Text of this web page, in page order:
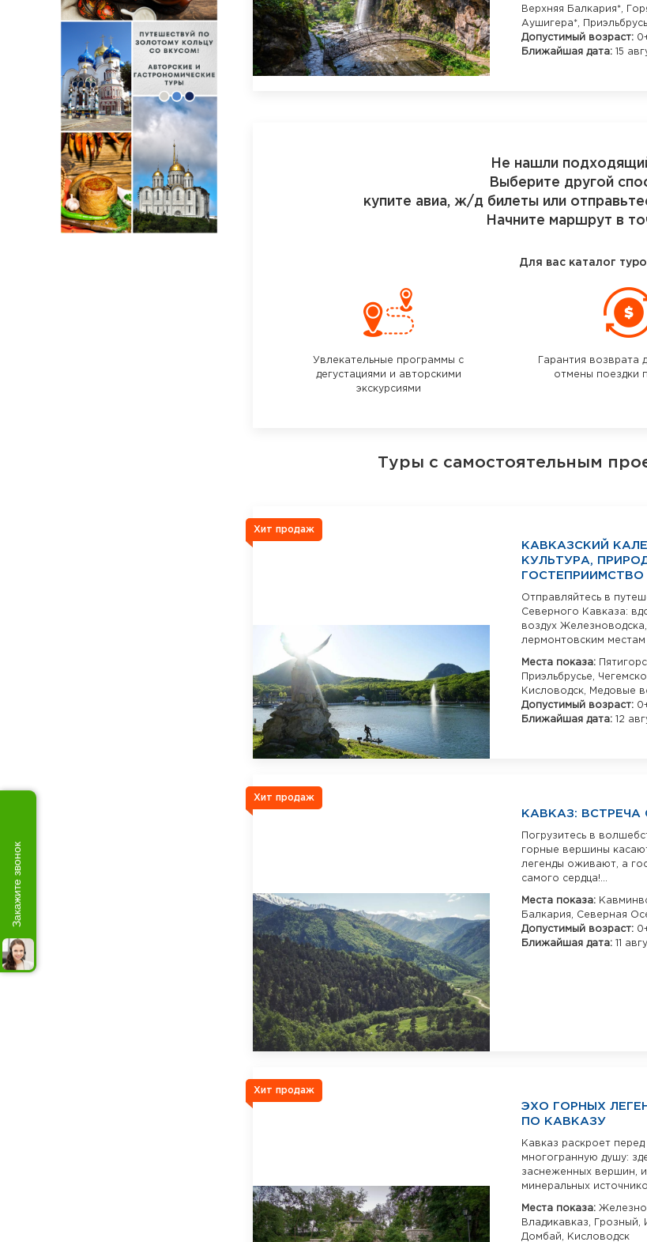
Верхняя Балкария*,
Аушигера*,
Допустимый возраст:
Ближайшая дата: 15
Не нашли
Выберите другой
купите авиа, ж/д билеты или
Начните маршрут в
Для вас каталог
Увлекательные программы с
дегустациями и авторскими
экскурсиями
Гарантия возврата
отмены поездки
Туры с самостоятельным
Хит продаж
КАВКАЗСКИЙ
КУЛЬТУРА,
ГОСТЕПРИИМСТВО
Отправляйтесь в
Северного Кавказа:
воздух
лермонтовским местам
Места показа:
Приэльбрусье,
Кисловодск,
Медовые
Допустимый возраст:
Ближайшая дата: 12
Хит продаж
КАВКАЗ: ВСТРЕЧА
Погрузитесь в
горные вершины
легенды оживают, а
самого сердца!...
Места показа:
Балкария, Северная
Допустимый возраст:
Ближайшая дата: 11
Хит продаж
ЭХО ГОРНЫХ
ПО КАВКАЗУ
Кавказ раскроет
многогранную душу:
заснеженных вершин,
минеральных
Места показа:
Владикавказ,
Грозный,
Домбай,
Кисловодск
Закажите звонок